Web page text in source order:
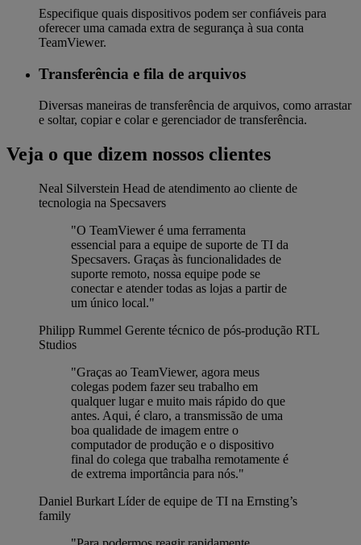
Especifique quais dispositivos podem ser confiáveis para
oferecer uma camada extra de segurança à sua conta
TeamViewer.
Transferência e fila de arquivos
Diversas maneiras de transferência de arquivos, como arrastar
e soltar, copiar e colar e gerenciador de transferência.
Veja o que dizem nossos clientes
Neal Silverstein Head de atendimento ao cliente de
tecnologia na Specsavers
"O TeamViewer é uma ferramenta
essencial para a equipe de suporte de TI da
Specsavers. Graças às funcionalidades de
suporte remoto, nossa equipe pode se
conectar e atender todas as lojas a partir de
um único local."
Philipp Rummel Gerente técnico de pós-produção RTL
Studios
"Graças ao TeamViewer, agora meus
colegas podem fazer seu trabalho em
qualquer lugar e muito mais rápido do que
antes. Aqui, é claro, a transmissão de uma
boa qualidade de imagem entre o
computador de produção e o dispositivo
final do colega que trabalha remotamente é
de extrema importância para nós."
Daniel Burkart Líder de equipe de TI na Ernsting’s
family